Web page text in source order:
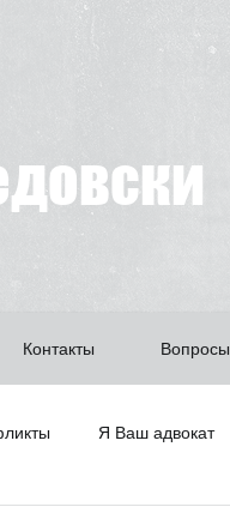
Контакты Вопросы
Я Ваш адвокат